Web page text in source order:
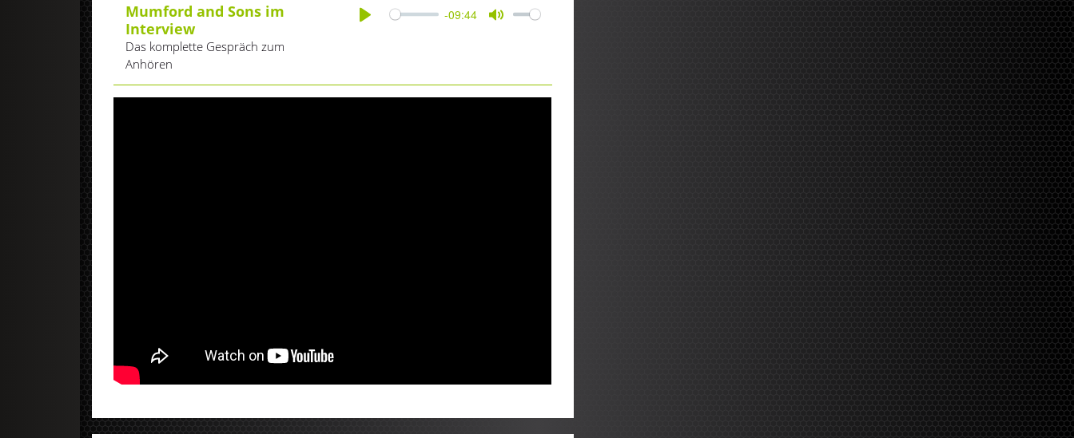
Mumford and Sons im
Interview
Das komplette Gespräch zum
Anhören
-09:44